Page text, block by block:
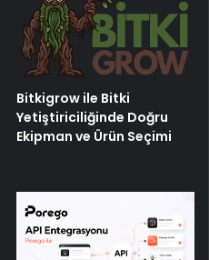
Bitkigrow ile Bitki
Yetiştiriciliğinde Doğru
Ekipman ve Ürün Seçimi